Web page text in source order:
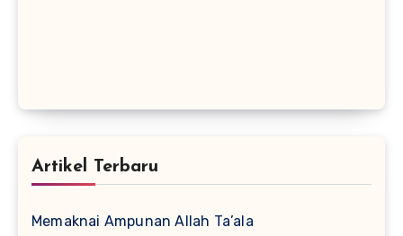
Artikel Terbaru
Memaknai Ampunan Allah Ta’ala